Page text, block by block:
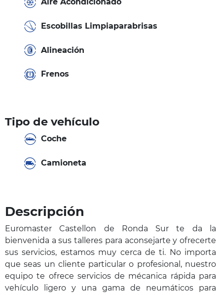
Aire Acondicionado
Escobillas Limpiaparabrisas
Alineación
Frenos
Tipo de vehículo
Coche
Camioneta
Descripción
Euromaster Castellon de Ronda Sur te da la
bienvenida a sus talleres para aconsejarte y ofrecerte
sus servicios, estamos muy cerca de ti. No importa
que seas un cliente particular o profesional, nuestro
equipo te ofrece servicios de mécanica rápida para
vehículo ligero y una gama de neumáticos para